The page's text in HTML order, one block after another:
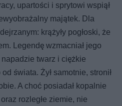
upartości i sprytowi wspiął
majątek. Dla
krążyły pogłoski, że
Legendę wzmacniał jego
twarz i ciężkie
świata. Żył samotnie, stronił
A choć posiadał kopalnie
rozległe ziemie, nie